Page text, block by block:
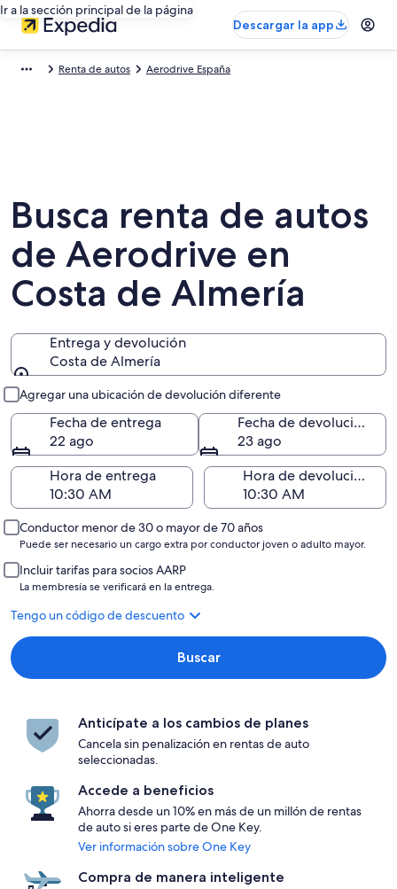
Ir a la sección principal de la página
Descargar la app
Renta de autos Aerodrive España
Busca renta de autos
de Aerodrive en
Costa de Almería
Entrega y devolución
Costa de Almería
Agregar una ubicación de devolución diferente
Fecha de entrega
22 ago
Fecha de devolución
23 ago
Hora de entrega
Hora de devolución
Conductor menor de 30 o mayor de 70 años
Puede ser necesario un cargo extra por conductor joven o adulto mayor.
Incluir tarifas para socios AARP
La membresía se verificará en la entrega.
Tengo un código de descuento
Buscar
Anticípate a los cambios de planes
Cancela sin penalización en rentas de auto
seleccionadas.
Accede a beneficios
Ahorra desde un 10% en más de un millón de rentas
de auto si eres parte de One Key.
Ver información sobre One Key
Compra de manera inteligente